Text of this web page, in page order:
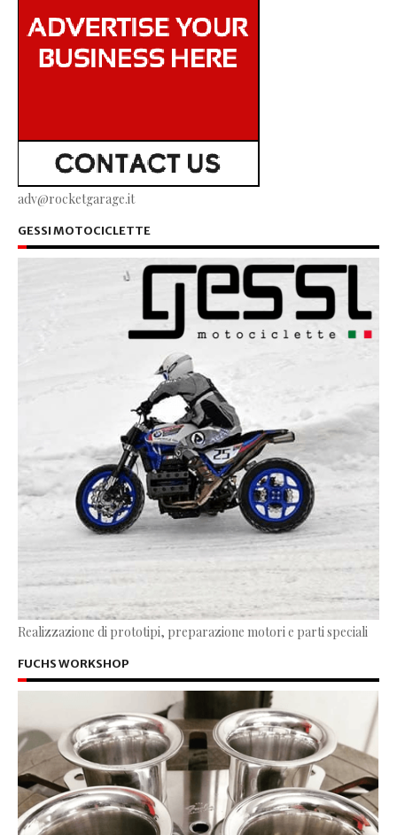
adv@rocketgarage.it
GESSI MOTOCICLETTE
Realizzazione di prototipi, preparazione motori e parti speciali
FUCHS WORKSHOP